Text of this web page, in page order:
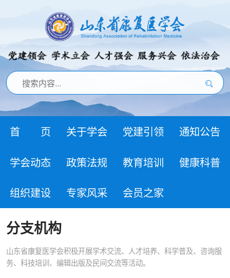
首 页 关于学会 党建引领 通知公告
学会动态 政策法规 教育培训 健康科普
组织建设 专家风采 会员之家
分支机构
山东省康复医学会积极开展学术交流、人才培养、科学普及、咨询服
务、科技培训、编辑出版及民间交流等活动。